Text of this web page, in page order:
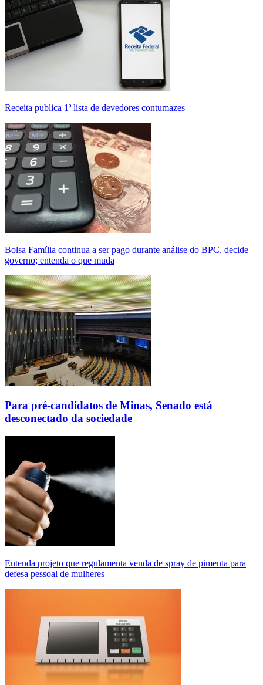
Receita publica 1ª lista de devedores contumazes
Bolsa Família continua a ser pago durante análise do BPC, decide
governo; entenda o que muda
Para pré-candidatos de Minas, Senado está
desconectado da sociedade
Entenda projeto que regulamenta venda de spray de pimenta para
defesa pessoal de mulheres